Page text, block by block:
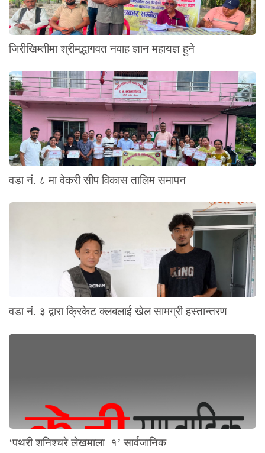
जिरीखिम्तीमा श्रीमद्भागवत नवाह ज्ञान महायज्ञ हुने
वडा नं. ८ मा वेकरी सीप विकास तालिम समापन
वडा नं. ३ द्वारा क्रिकेट क्लबलाई खेल सामग्री हस्तान्तरण
‘पथरी शनिश्चरे लेखमाला–१’ सार्वजानिक